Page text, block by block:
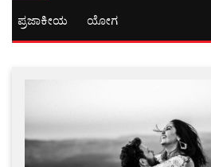
ಪ್ರಜಾಕೀಯ ಯೋಗ